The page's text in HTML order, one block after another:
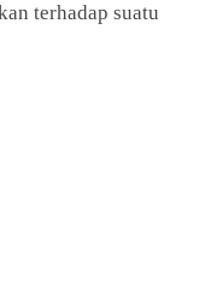
terhadap suatu